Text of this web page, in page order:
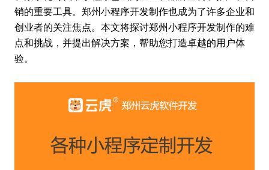
销的重要工具。郑州小程序开发制作也成为了许多企业和
创业者的关注焦点。本文将探讨郑州小程序开发制作的难
点和挑战，并提出解决方案，帮助您打造卓越的用户体
验。